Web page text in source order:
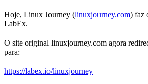
Hoje, Linux Journey (linuxjourney.com) faz
LabEx.
O site original linuxjourney.com agora
para:
https://labex.io/linuxjourney